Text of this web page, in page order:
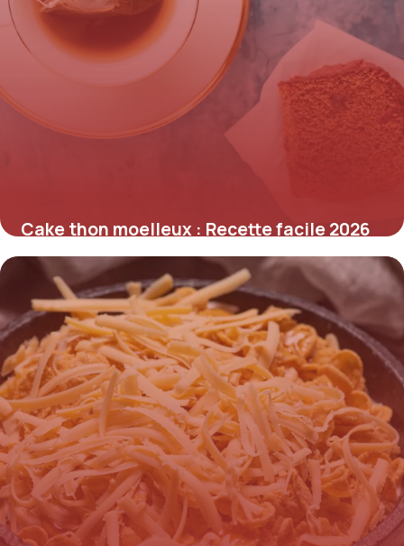
Cake thon moelleux : Recette facile 2026
24 juin 2026